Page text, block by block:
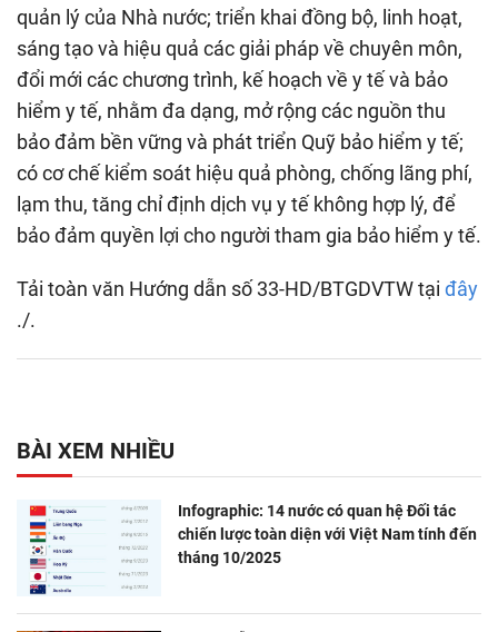
quản lý của Nhà nước; triển khai đồng bộ, linh hoạt,
sáng tạo và hiệu quả các giải pháp về chuyên môn,
đổi mới các chương trình, kế hoạch về y tế và bảo
hiểm y tế, nhằm đa dạng, mở rộng các nguồn thu
bảo đảm bền vững và phát triển Quỹ bảo hiểm y tế;
có cơ chế kiểm soát hiệu quả phòng, chống lãng phí,
lạm thu, tăng chỉ định dịch vụ y tế không hợp lý, để
bảo đảm quyền lợi cho người tham gia bảo hiểm y tế.
Tải toàn văn Hướng dẫn số 33-HD/BTGDVTW tại đây
./.
BÀI XEM NHIỀU
Infographic: 14 nước có quan hệ Đối tác
chiến lược toàn diện với Việt Nam tính đến
tháng 10/2025